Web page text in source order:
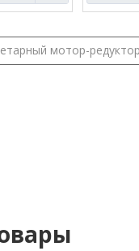
мотор-редуктор